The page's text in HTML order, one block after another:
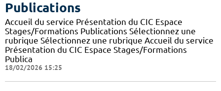
Publications
Accueil du service Présentation du CIC Espace
Stages/Formations Publications Sélectionnez une
rubrique Sélectionnez une rubrique Accueil du service
Présentation du CIC Espace Stages/Formations
Publica
18/02/2026 15:25